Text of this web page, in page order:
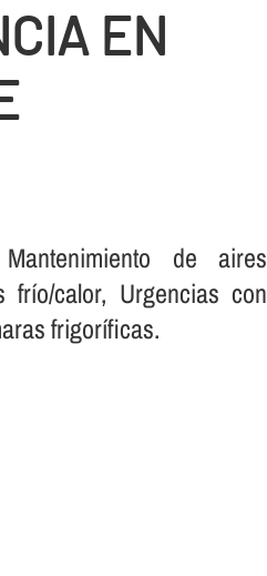
EN
de aires
frí­o/calor, Urgencias con
frigorí­ficas.